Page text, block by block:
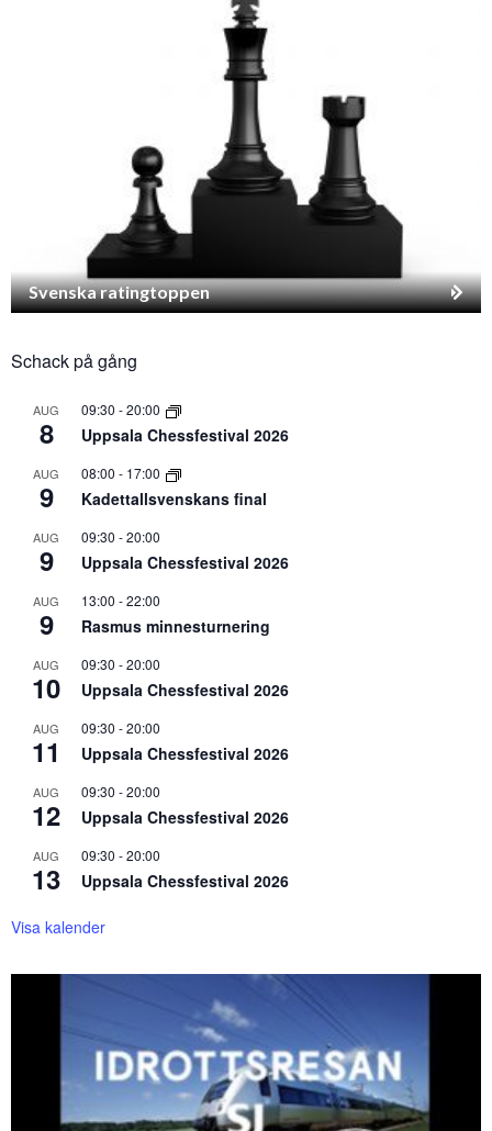
Svenska ratingtoppen
Schack på gång
AUG
8
09:30 -20:00
Uppsala Chessfestival 2026
AUG
9
08:00 - 17:00
Kadettallsvenskans final
AUG
9
09:30 -20:00
Uppsala Chessfestival 2026
AUG
9
13:00 -22:00
Rasmus minnesturnering
AUG
10
09:30 -20:00
Uppsala Chessfestival 2026
AUG
11
09:30 -20:00
Uppsala Chessfestival 2026
AUG
12
09:30 -20:00
Uppsala Chessfestival 2026
AUG
13
09:30 -20:00
Uppsala Chessfestival 2026
Visa kalender